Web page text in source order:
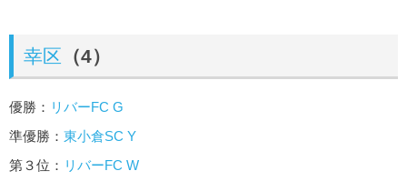
幸区 （4）
優勝： リバーFC G
準優勝： 東小倉SC Y
第３位： リバーFC W